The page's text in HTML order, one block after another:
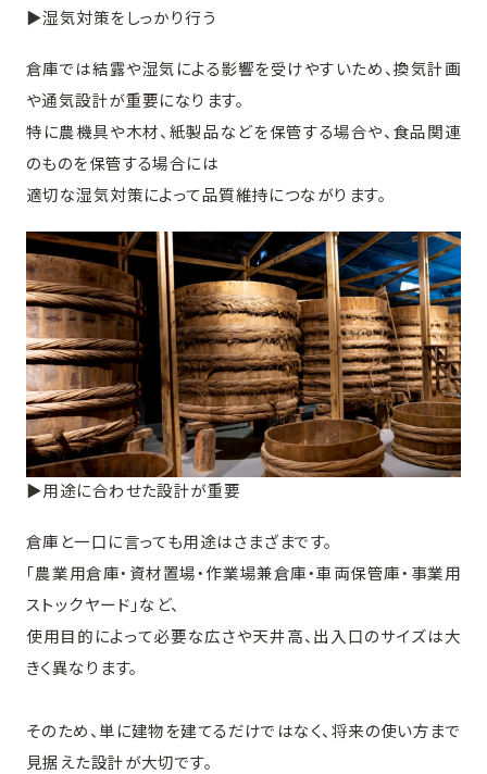
▶︎湿気対策をしっかり行う
倉庫では結露や湿気による影響を受けやすいため、換気計画
や通気設計が重要になります。
特に農機具や木材、紙製品などを保管する場合や、食品関連
のものを保管する場合には
適切な湿気対策によって品質維持につながります。
▶︎用途に合わせた設計が重要
倉庫と一口に言っても用途はさまざまです。
「農業用倉庫・資材置場・作業場兼倉庫・車両保管庫・事業用
ストックヤード」など、
使用目的によって必要な広さや天井高、出入口のサイズは大
きく異なります。
そのため、単に建物を建てるだけではなく、将来の使い方まで
見据えた設計が大切です。